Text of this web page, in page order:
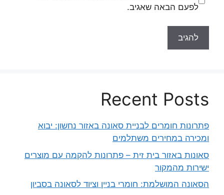
לפעם הבאה שאגיב.
Recent Posts
פתרונות חומרים לבניית סאונה באזור נחשון: יבוא
ומכירה במחירים משתלמים
סאונות באזור בית זית – פתרונות להקמה עם מוצרים
ישירות מהמקור
הסאונה המושלמת: חומרי בניין וציוד לסאונה בסביון